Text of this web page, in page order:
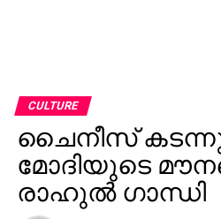
CULTURE
ചൈനീസ് കടന്നു
മോദിയുടെ
രാഹുല്‍ ഗാന്ധി